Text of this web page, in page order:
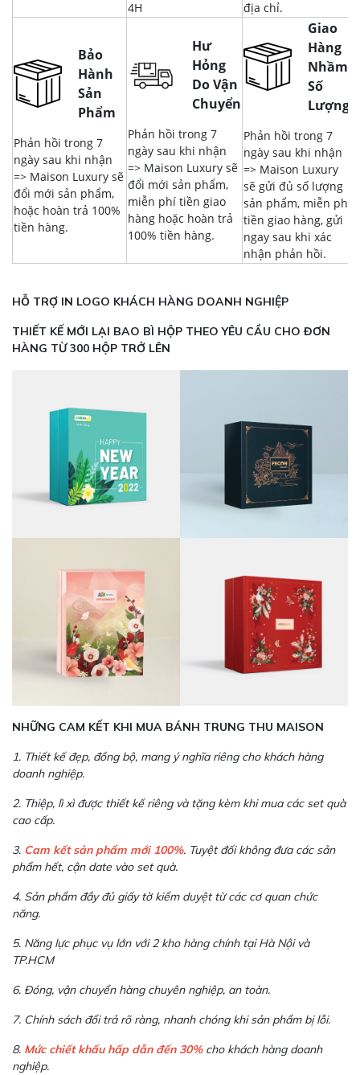
4H địa chỉ.
Bảo
Hành
Sản
Phẩm
Phản hồi trong 7
ngày sau khi nhận
=> Maison Luxury sẽ
đổi mới sản phẩm,
hoặc hoàn trả 100%
tiền hàng.
Hư
Hỏng
Do Vận
Chuyển
Phản hồi trong 7
ngày sau khi nhận
=> Maison Luxury sẽ
đổi mới sản phẩm,
miễn phí tiền giao
hàng hoặc hoàn trả
100% tiền hàng.
Giao
Hàng
Nhầm,
Số
Lượng
Phản hồi trong 7
ngày sau khi nhận
=> Maison Luxury
sẽ gửi đủ số lượng
sản phẩm, miễn phí
tiền giao hàng, gửi
ngay sau khi xác
nhận phản hồi.
HỖ TRỢ IN LOGO KHÁCH HÀNG DOANH NGHIỆP
THIẾT KẾ MỚI LẠI BAO BÌ HỘP THEO YÊU CẦU CHO ĐƠN
HÀNG TỪ 300 HỘP TRỞ LÊN
NHỮNG CAM KẾT KHI MUA BÁNH TRUNG THU MAISON
1. Thiết kế đẹp, đồng bộ, mang ý nghĩa riêng cho khách hàng
doanh nghiệp.
2. Thiệp, lì xì được thiết kế riêng và tặng kèm khi mua các set quà
cao cấp.
3. Cam kết sản phẩm mới 100%. Tuyệt đối không đưa các sản
phẩm hết, cận date vào set quà.
4. Sản phẩm đầy đủ giấy tờ kiểm duyệt từ các cơ quan chức
năng.
5. Năng lực phục vụ lớn với 2 kho hàng chính tại Hà Nội và
TP.HCM
6. Đóng, vận chuyển hàng chuyên nghiệp, an toàn.
7. Chính sách đổi trả rõ ràng, nhanh chóng khi sản phẩm bị lỗi.
8. Mức chiết khấu hấp dẫn đến 30%cho khách hàng doanh
nghiệp.